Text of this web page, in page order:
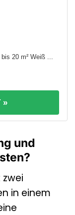
20 m² Weiß ...
»
und
in einem